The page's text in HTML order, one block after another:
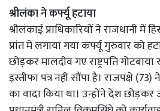
श्रीलंका ने कर्फ्यू हटाया
श्रीलंकाई प्राधिकारियों ने राजधानी में
प्रांत में लगाया गया कर्फ्यू गुरुवार को
छोड़कर मालदीव गए राष्ट्रपति
इस्तीफा पत्र नहीं सौंपा है। राजपक्षे
का वादा किया था। उन्होंने देश